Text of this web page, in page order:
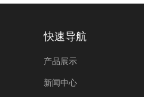
快速导航
产品展示
新闻中心